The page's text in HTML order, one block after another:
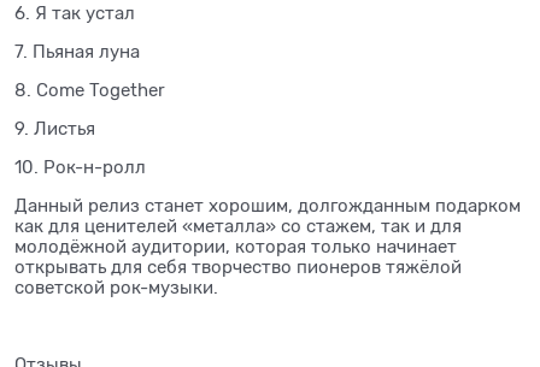
6. Я так устал
7. Пьяная луна
8. Come Together
9. Листья
10. Рок-н-ролл
Данный релиз станет хорошим, долгожданным подарком
как для ценителей «металла» со стажем, так и для
молодёжной аудитории, которая только начинает
открывать для себя творчество пионеров тяжёлой
советской рок-музыки.